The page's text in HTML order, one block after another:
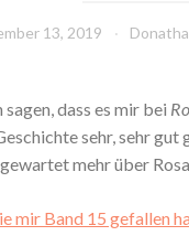
13, 2019 Donatha
dass es mir bei
sehr, sehr
gewartet mehr über
mir Band 15 gefallen